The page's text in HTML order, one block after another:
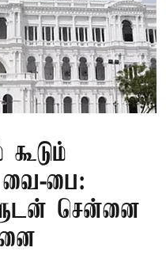
பை:
சென்னை